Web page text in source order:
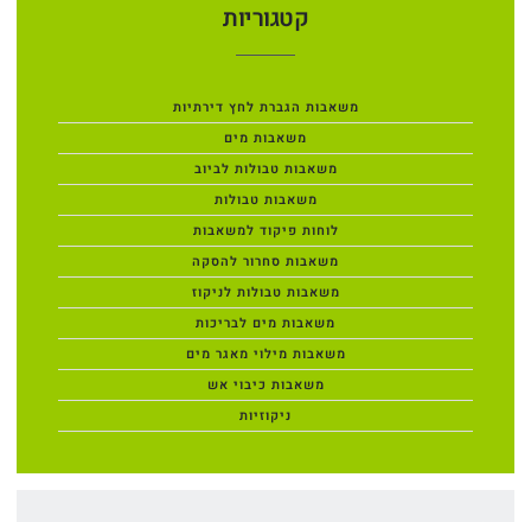
קטגוריות
משאבות הגברת לחץ דירתיות
משאבות מים
משאבות טבולות לביוב
משאבות טבולות
לוחות פיקוד למשאבות
משאבות סחרור להסקה
משאבות טבולות לניקוז
משאבות מים לבריכות
משאבות מילוי מאגר מים
משאבות כיבוי אש
ניקוזיות